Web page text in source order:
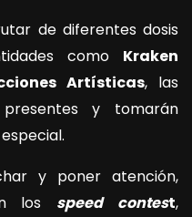
de diferentes dosis
como Kraken
Artísticas, las
y tomarán
y poner atención,
los speed contest,